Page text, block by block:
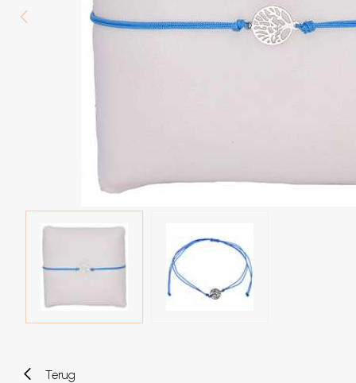
Twister piercings
Fake piercings
Tunnels en plugs
Navelpiercing
Tepelpiercing
Terug